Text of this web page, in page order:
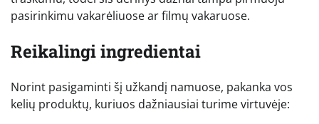
pasirinkimu vakarėliuose ar filmų vakaruose.
Reikalingi ingredientai
Norint pasigaminti šį užkandį namuose, pakanka vos
kelių produktų, kuriuos dažniausiai turime virtuvėje: